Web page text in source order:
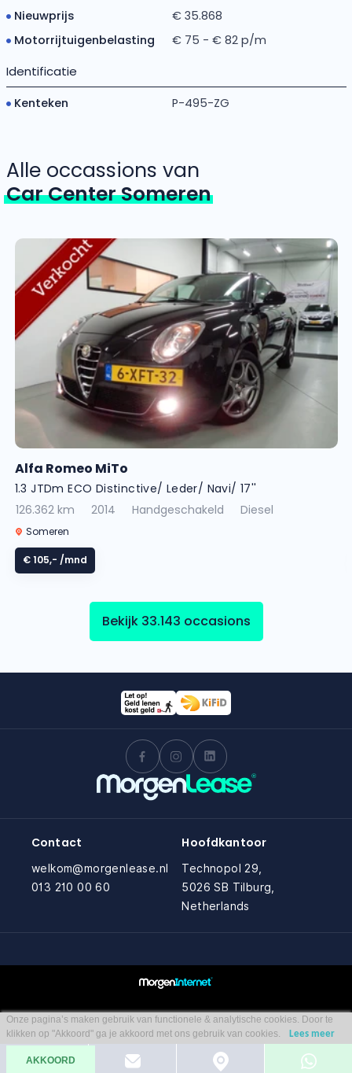
Nieuwprijs
€ 35.868
Motorrijtuigenbelasting
€ 75 - € 82 p/m
Identificatie
Kenteken P-495-ZG
Alle occassions van
Car Center Someren
Alfa Romeo MiTo
1.3 JTDm ECO Distinctive/ Leder/ Navi/ 17''
126.362 km
2014 Handgeschakeld Diesel
Someren
€ 105,- /mnd
Bekijk 33.143 occasions
Contact
welkom@morgenlease.nl
013 210 00 60
Hoofdkantoor
Technopol 29,
5026 SB Tilburg,
Netherlands
Onze pagina’s maken gebruik van functionele & analytische cookies. Door te
klikken op "Akkoord" ga je akkoord met ons gebruik van cookies.
Lees meer
AKKOORD